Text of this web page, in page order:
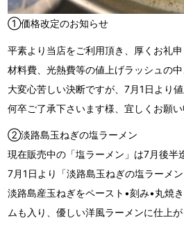
①価格改定のお知らせ
平素より当店をご利用頂き、厚くお礼申
材料費、光熱費等の値上げラッシュの
大変心苦しい決断ですが、7月1日より値
何卒ご了承下さいます様、宜しくお願い
②淡路島玉ねぎの塩ラーメン
現在販売中の「塩ラーメン」は7月後半
7月1日より「淡路島玉ねぎの塩ラーメン
淡路島産玉ねぎをペースト•刻み•丸焼
ムも入り、優しい洋風ラーメンに仕上が